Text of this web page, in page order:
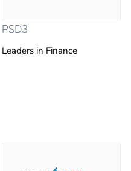
PSD3
Leaders in Finance